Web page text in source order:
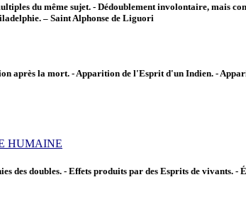
du même sujet. - Dédoublement involontaire, mais
– Saint Alphonse de Liguori
après la mort. - Apparition de l'Esprit d'un Indien. -
HUMAINE
des doubles. - Effets produits par des Esprits de vivants.